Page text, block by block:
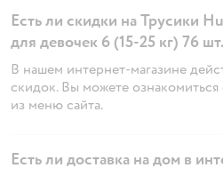
Есть ли скидки на Трусики
для девочек 6 (15-25 кг) 76
В нашем интернет-магазине
скидок. Вы можете
из меню сайта.
Есть ли доставка на дом в